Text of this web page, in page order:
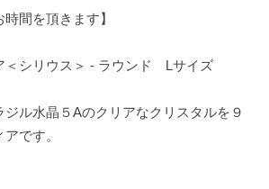
時間を頂きます】
＜シリウス＞ - ラウンド Lサイズ
ル水晶５Aのクリアなクリスタルを９
です。